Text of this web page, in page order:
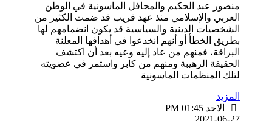
منصور عبد الحكيم والمحافل الماسونية في الوطن
العربي والإسلامي منذ عهد قريب قد ضمت الكثير من
الشخصيات الدينية والسياسية قد يكون انضمامهم لها
بطريق الخطأ أو أنهم انخدعوا في أهدافها المعلنة
البراقة، فمنهم من عاد إليه وعيه بعد أن اكتشف
الحقيقة الرهيبة ومنهم من كابر واستمر في عضويته
لتلك المنظمات الماسونية
المزيد
الاحد PM 01:45